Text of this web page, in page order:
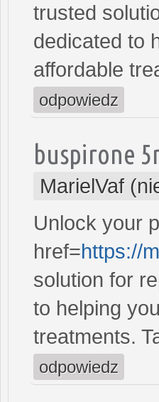
trusted
dedicated to
affordable
odpowiedz
buspirone
MarielVaf
Unlock your
href=https://
solution for
to helping
treatments.
odpowiedz